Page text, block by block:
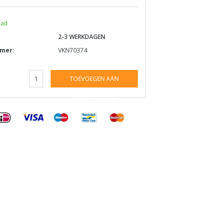
2-3 WERKDAGEN
VKN70374
TOEVOEGEN AAN
WINKELWAGEN